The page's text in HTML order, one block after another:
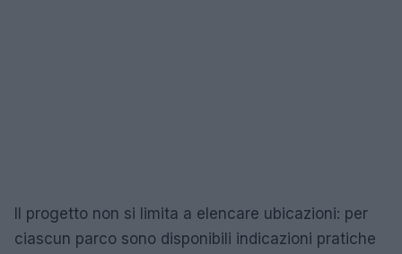
Il progetto non si limita a elencare ubicazioni: per
ciascun parco sono disponibili indicazioni pratiche